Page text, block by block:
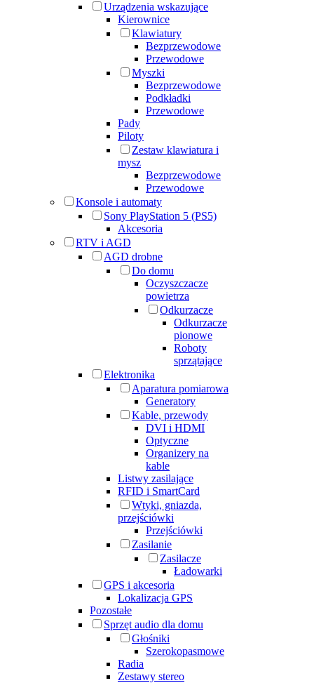
Urządzenia wskazujące
Kierownice
Klawiatury
Bezprzewodowe
Przewodowe
Myszki
Bezprzewodowe
Podkładki
Przewodowe
Pady
Piloty
Zestaw klawiatura i
mysz
Bezprzewodowe
Przewodowe
Konsole i automaty
Sony PlayStation 5 (PS5)
Akcesoria
RTV i AGD
AGD drobne
Do domu
Oczyszczacze
powietrza
Odkurzacze
Odkurzacze
pionowe
Roboty
sprzątające
Elektronika
Aparatura pomiarowa
Generatory
Kable, przewody
DVI i HDMI
Optyczne
Organizery na
kable
Listwy zasilające
RFID i SmartCard
Wtyki, gniazda,
przejściówki
Przejściówki
Zasilanie
Zasilacze
Ładowarki
GPS i akcesoria
Lokalizacja GPS
Pozostałe
Sprzęt audio dla domu
Głośniki
Szerokopasmowe
Radia
Zestawy stereo